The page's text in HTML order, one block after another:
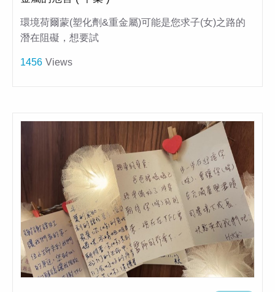
環境荷爾蒙(塑化劑&重金屬)可能是您求子(女)之路的
潛在阻礙，想要試
1456 Views